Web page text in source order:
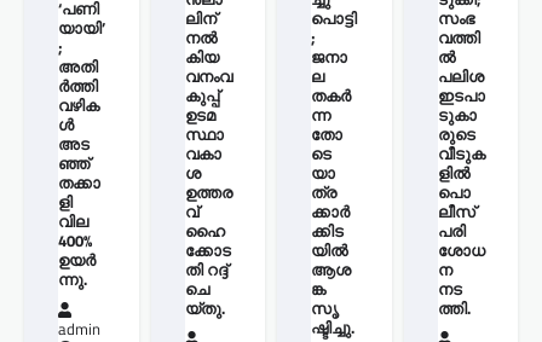
‘പണി
യായി’
;
അതി
ർത്തി
വഴിക
ൾ
അട
ഞ്ഞ്
തക്കാ
ളി
വില
400%
ഉയർ
ന്നു.
admin
ലിന്
നൽ
കിയ
വനംവ
കുപ്പ്
ഉടമ
സ്ഥാ
വകാ
ശ
ഉത്തര
വ്
ഹൈ
ക്കോട
തി റദ്ദ്
ചെ
യ്തു.
പൊട്ടി
;
ജനാ
ല
തകർ
ന്ന
തോ
ടെ
യാ
ത്ര
ക്കാർ
ക്കിട
യിൽ
ആശ
ങ്ക
സൃ
ഷ്ടിച്ചു.
സംഭ
വത്തി
ല്‍
പലിശ
ഇടപാ
ടുകാ
രുടെ
വീടുക
ളില്‍
പൊ
ലീസ്
പരി
ശോധ
ന
നട
ത്തി.